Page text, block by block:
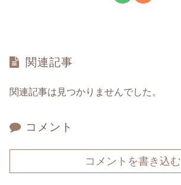
関連記事
関連記事は見つかりませんでした。
コメント
コメントを書き込む